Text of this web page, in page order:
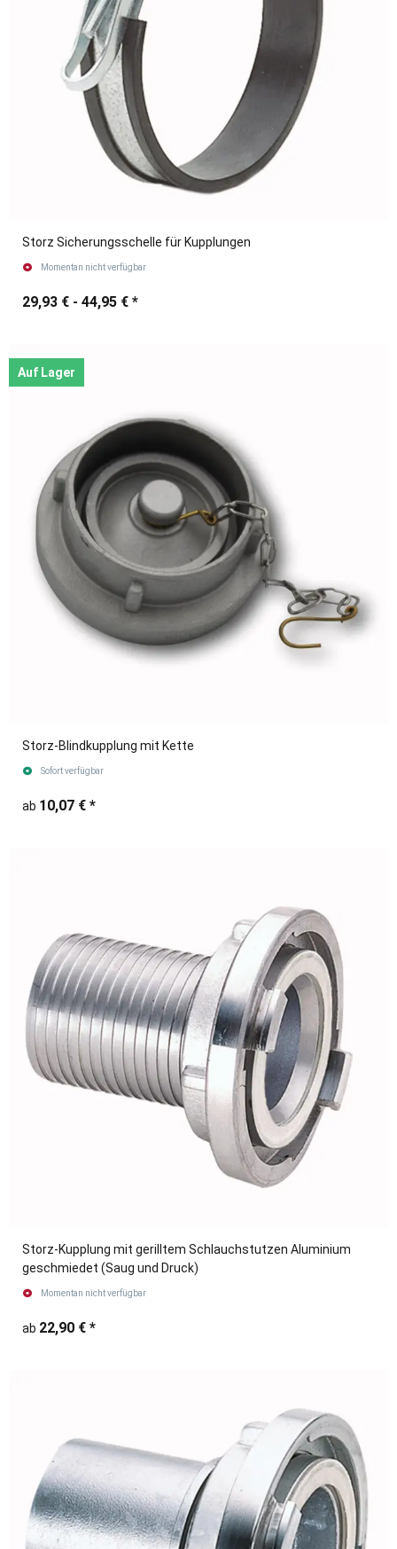
Storz Sicherungsschelle für Kupplungen
Momentan nicht verfügbar
29,93 € - 44,95 € *
Auf Lager
Storz-Blindkupplung mit Kette
Sofort verfügbar
ab 10,07 € *
Storz-Kupplung mit gerilltem Schlauchstutzen Aluminium
geschmiedet (Saug und Druck)
Momentan nicht verfügbar
ab 22,90 € *